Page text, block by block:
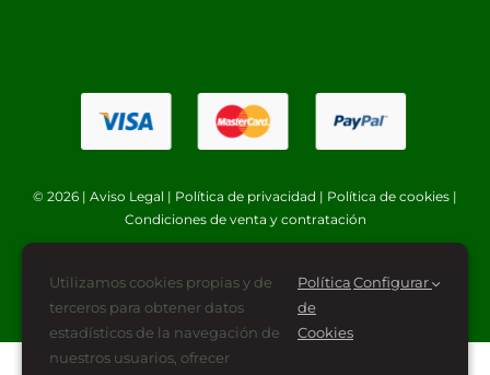
© 2026 | Aviso Legal | Política de privacidad | Política de cookies |
Condiciones de venta y contratación
Utilizamos cookies propias y de
terceros para obtener datos
estadísticos de la navegación de
nuestros usuarios, ofrecer
Política
de
Cookies
Configurar